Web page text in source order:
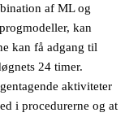
af ML og
kan
kan få adgang til
24 timer.
aktiviteter
i procedurerne og at